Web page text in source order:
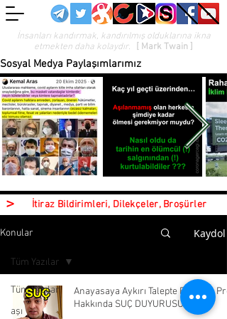
İnsanları kandırmak, kandırılmış olduklarına ikna
etmekten daha kolaydır.
[ Mark Twain ]
Sosyal Medya Paylaşımlarımız
İtiraz Bildirimleri, Dilekçeler, Broşürler
>
Konular Kaydol
Tüm Yazılar
aşı
Tüm Yazılar
Anayasaya Aykırı Talepte Bulunan
Hakkında SUÇ DUYURUSU !